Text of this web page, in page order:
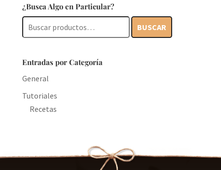
¿Busca Algo en Particular?
por:
BUSCAR
Entradas por Categoría
General
Tutoriales
Recetas